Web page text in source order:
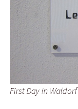
First Day in